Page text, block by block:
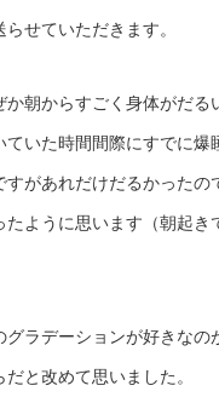
せていただきます。
か朝からすごく身体がだる
いた時間間際にすでに爆
すがあれだけだるかったの
ように思います（朝起き
ラデーションが好きなの
と改めて思いました。